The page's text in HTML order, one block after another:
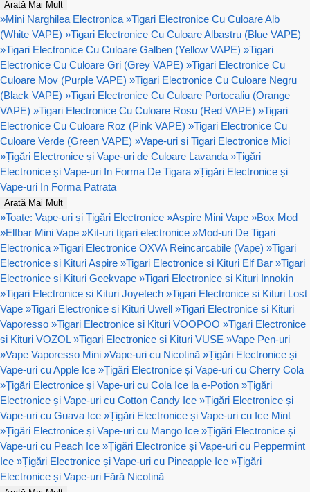
Arată Mai Mult
»Mini Narghilea Electronica »Tigari Electronice Cu Culoare Alb
(White VAPE) »Tigari Electronice Cu Culoare Albastru (Blue VAPE)
»Tigari Electronice Cu Culoare Galben (Yellow VAPE) »Tigari
Electronice Cu Culoare Gri (Grey VAPE) »Tigari Electronice Cu
Culoare Mov (Purple VAPE) »Tigari Electronice Cu Culoare Negru
(Black VAPE) »Tigari Electronice Cu Culoare Portocaliu (Orange
VAPE) »Tigari Electronice Cu Culoare Rosu (Red VAPE) »Tigari
Electronice Cu Culoare Roz (Pink VAPE) »Tigari Electronice Cu
Culoare Verde (Green VAPE) »Vape-uri si Tigari Electronice Mici
»Țigări Electronice și Vape-uri de Culoare Lavanda »Țigări
Electronice și Vape-uri In Forma De Tigara »Țigări Electronice și
Vape-uri In Forma Patrata
Arată Mai Mult
»Toate: Vape-uri și Țigări Electronice »Aspire Mini Vape »Box Mod
»Elfbar Mini Vape »Kit-uri tigari electronice »Mod-uri De Tigari
Electronica »Tigari Electronice OXVA Reincarcabile (Vape) »Tigari
Electronice si Kituri Aspire »Tigari Electronice si Kituri Elf Bar »Tigari
Electronice si Kituri Geekvape »Tigari Electronice si Kituri Innokin
»Tigari Electronice si Kituri Joyetech »Tigari Electronice si Kituri Lost
Vape »Tigari Electronice si Kituri Uwell »Tigari Electronice si Kituri
Vaporesso »Tigari Electronice si Kituri VOOPOO »Tigari Electronice
si Kituri VOZOL »Tigari Electronice si Kituri VUSE »Vape Pen-uri
»Vape Vaporesso Mini »Vape-uri cu Nicotină »Țigări Electronice și
Vape-uri cu Apple Ice »Țigări Electronice și Vape-uri cu Cherry Cola
»Țigări Electronice și Vape-uri cu Cola Ice la e-Potion »Țigări
Electronice și Vape-uri cu Cotton Candy Ice »Țigări Electronice și
Vape-uri cu Guava Ice »Țigări Electronice și Vape-uri cu Ice Mint
»Țigări Electronice și Vape-uri cu Mango Ice »Țigări Electronice și
Vape-uri cu Peach Ice »Țigări Electronice și Vape-uri cu Peppermint
Ice »Țigări Electronice și Vape-uri cu Pineapple Ice »Țigări
Electronice și Vape-uri Fără Nicotină